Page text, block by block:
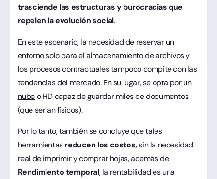
trasciende las estructuras y burocracias que
repelen la evolución social.
En este escenario, la necesidad de reservar un
entorno solo para el almacenamiento de archivos y
los procesos contractuales tampoco compite con las
tendencias del mercado. En su lugar, se opta por un
nubeo HD capaz de guardar miles de documentos
(que serían físicos).
Por lo tanto, también se concluye que tales
herramientasreducen los costos,sin la necesidad
real de imprimir y comprar hojas, además de
Rendimiento temporal, la rentabilidad es una